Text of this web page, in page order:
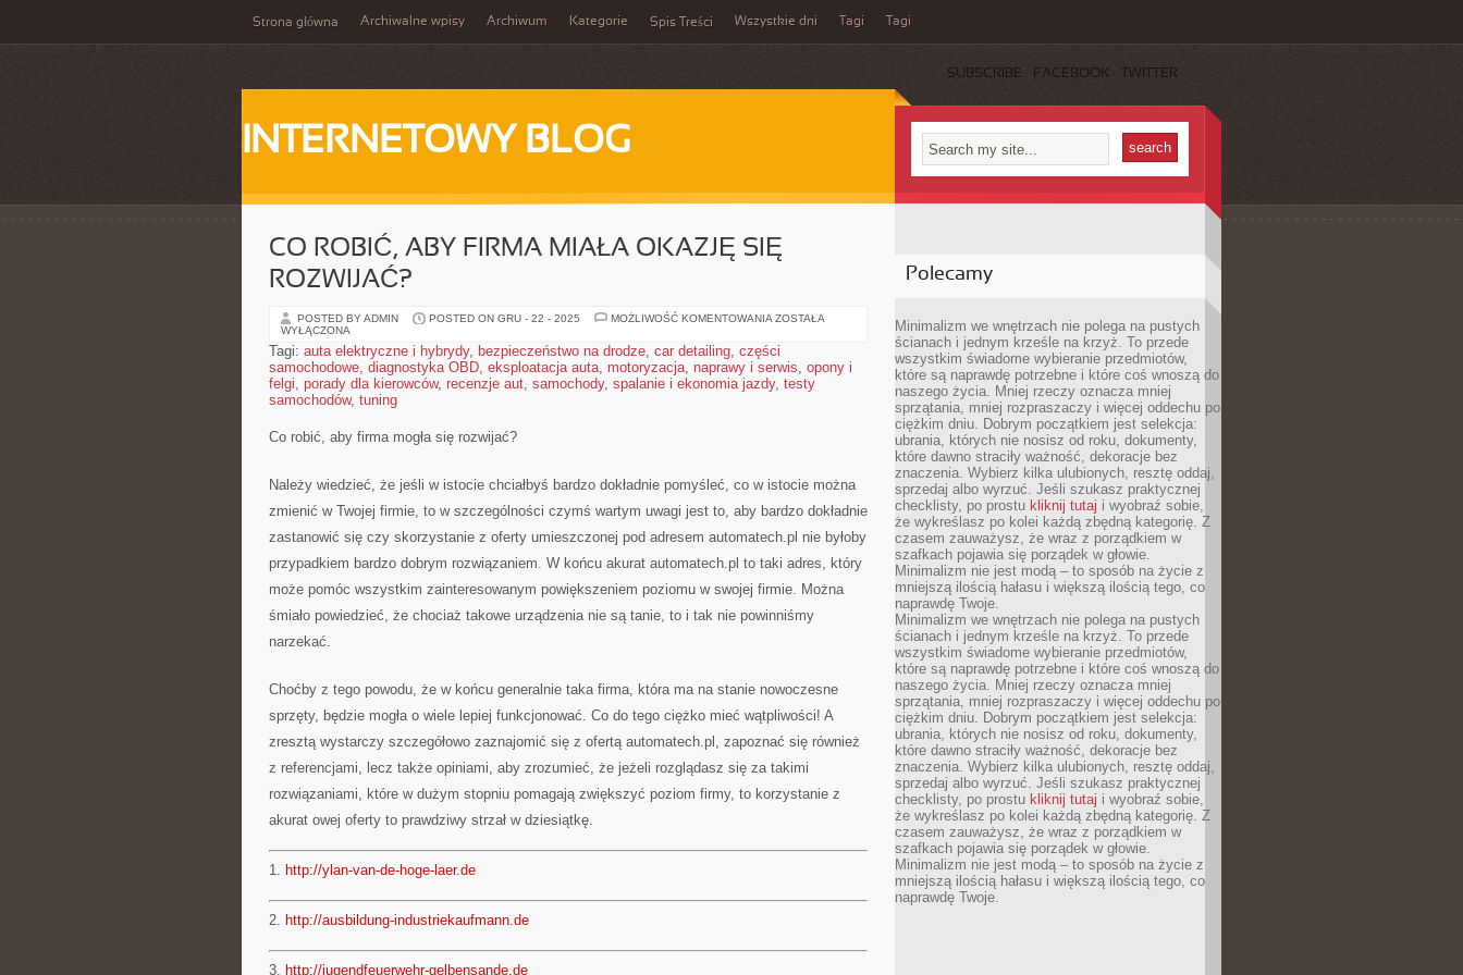
Strona główna Archiwalne wpisy Archiwum Kategorie Spis Treści Wszystkie dni Tagi Tagi
SUBSCRIBE FACEBOOK TWITTER
INTERNETOWY BLOG
CO ROBIĆ, ABY FIRMA MIAŁA OKAZJĘ SIĘ
ROZWIJAĆ?
POSTED BY ADMIN POSTED ON GRU - 22 - 2025 MOŻLIWOŚĆ KOMENTOWANIA CO
FIRMA
MIAŁA
OKAZJĘ
SIĘ
ZOSTAŁA
WYŁĄCZONA
Tagi: auta elektryczne i hybrydy, bezpieczeństwo na drodze, car detailing, części
samochodowe, diagnostyka OBD, eksploatacja auta, motoryzacja, naprawy i serwis, opony i
felgi, porady dla kierowców, recenzje aut, samochody, spalanie i ekonomia jazdy, testy
samochodów, tuning
Co robić, aby firma mogła się rozwijać?
Należy wiedzieć, że jeśli w istocie chciałbyś bardzo dokładnie pomyśleć, co w istocie można
zmienić w Twojej firmie, to w szczególności czymś wartym uwagi jest to, aby bardzo dokładnie
zastanowić się czy skorzystanie z oferty umieszczonej pod adresem automatech.pl nie byłoby
przypadkiem bardzo dobrym rozwiązaniem. W końcu akurat automatech.pl to taki adres, który
może pomóc wszystkim zainteresowanym powiększeniem poziomu w swojej firmie. Można
śmiało powiedzieć, że chociaż takowe urządzenia nie są tanie, to i tak nie powinniśmy
narzekać.
Choćby z tego powodu, że w końcu generalnie taka firma, która ma na stanie nowoczesne
sprzęty, będzie mogła o wiele lepiej funkcjonować. Co do tego ciężko mieć wątpliwości! A
zresztą wystarczy szczegółowo zaznajomić się z ofertą automatech.pl, zapoznać się również
z referencjami, lecz także opiniami, aby zrozumieć, że jeżeli rozglądasz się za takimi
rozwiązaniami, które w dużym stopniu pomagają zwiększyć poziom firmy, to korzystanie z
akurat owej oferty to prawdziwy strzał w dziesiątkę.
1. http://ylan-van-de-hoge-laer.de
2. http://ausbildung-industriekaufmann.de
3. http://jugendfeuerwehr-gelbensande.de
Polecamy
Minimalizm we wnętrzach nie polega na pustych
ścianach i jednym krześle na krzyż. To przede
wszystkim świadome wybieranie przedmiotów,
które są naprawdę potrzebne i które coś wnoszą do
naszego życia. Mniej rzeczy oznacza mniej
sprzątania, mniej rozpraszaczy i więcej oddechu po
ciężkim dniu. Dobrym początkiem jest selekcja:
ubrania, których nie nosisz od roku, dokumenty,
które dawno straciły ważność, dekoracje bez
znaczenia. Wybierz kilka ulubionych, resztę oddaj,
sprzedaj albo wyrzuć. Jeśli szukasz praktycznej
checklisty, po prostu kliknij tutaj i wyobraź sobie,
że wykreślasz po kolei każdą zbędną kategorię. Z
czasem zauważysz, że wraz z porządkiem w
szafkach pojawia się porządek w głowie.
Minimalizm nie jest modą – to sposób na życie z
mniejszą ilością hałasu i większą ilością tego, co
naprawdę Twoje.
Minimalizm we wnętrzach nie polega na pustych
ścianach i jednym krześle na krzyż. To przede
wszystkim świadome wybieranie przedmiotów,
które są naprawdę potrzebne i które coś wnoszą do
naszego życia. Mniej rzeczy oznacza mniej
sprzątania, mniej rozpraszaczy i więcej oddechu po
ciężkim dniu. Dobrym początkiem jest selekcja:
ubrania, których nie nosisz od roku, dokumenty,
które dawno straciły ważność, dekoracje bez
znaczenia. Wybierz kilka ulubionych, resztę oddaj,
sprzedaj albo wyrzuć. Jeśli szukasz praktycznej
checklisty, po prostu kliknij tutaj i wyobraź sobie,
że wykreślasz po kolei każdą zbędną kategorię. Z
czasem zauważysz, że wraz z porządkiem w
szafkach pojawia się porządek w głowie.
Minimalizm nie jest modą – to sposób na życie z
mniejszą ilością hałasu i większą ilością tego, co
naprawdę Twoje.